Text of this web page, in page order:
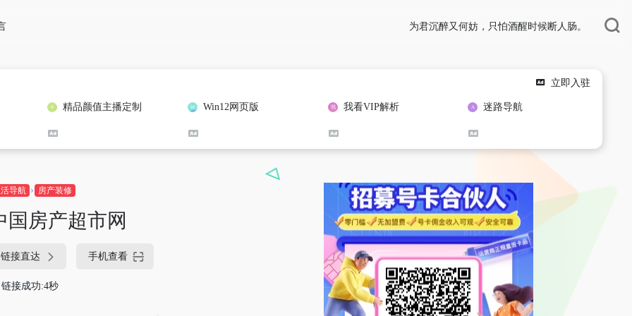
为君沉醉又何妨，只怕酒醒时候断人肠。
立即入驻
精品颜值主播定制 Win12网页版 我看VIP解析 迷路导航
导航 房产装修
国房产超市网
链接直达 手机查看
链接成功:4秒